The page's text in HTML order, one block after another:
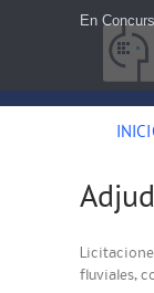
fluviales,
En